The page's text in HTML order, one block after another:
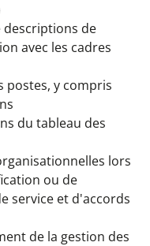
de
avec les cadres
postes, y compris
du tableau des
lors
ou de
service et d'accords
de la gestion des